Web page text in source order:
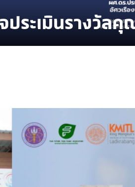
มินรางวัลคุณภา